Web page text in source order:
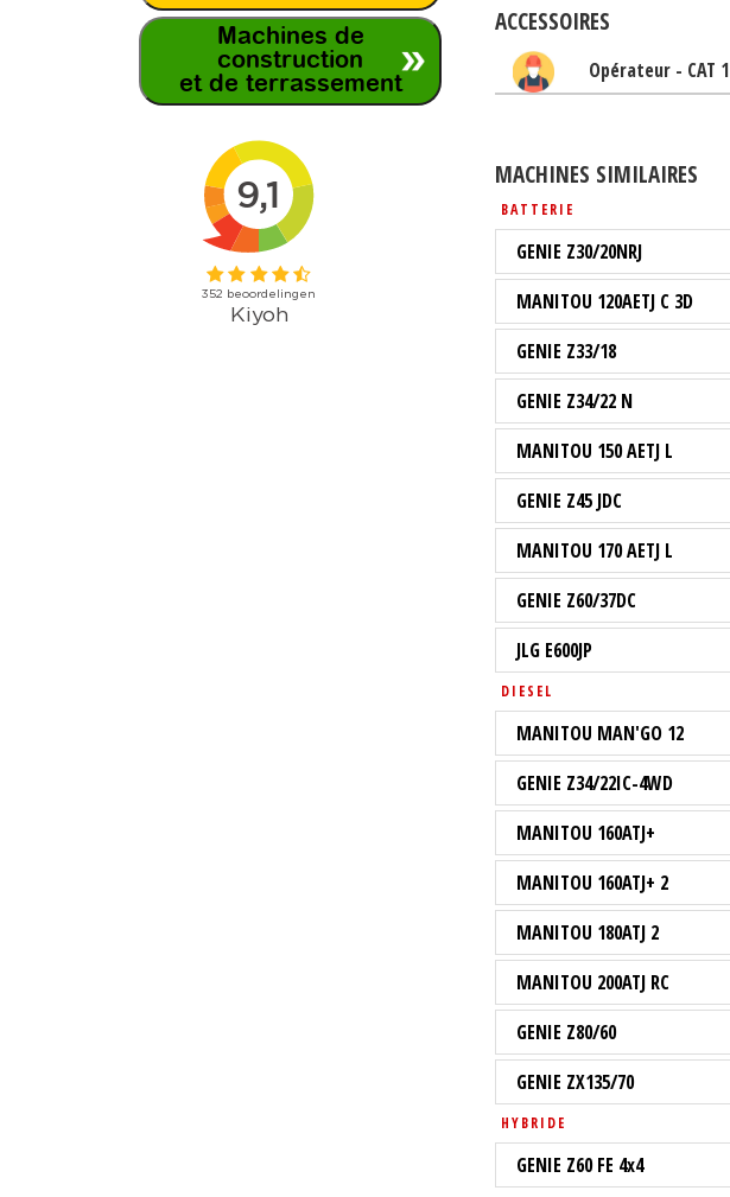
ACCESSOIRES
Opérateur - CAT 1
MACHINES SIMILAIRES
BATTERIE
GENIE Z30/20NRJ
MANITOU 120AETJ C 3D
GENIE Z33/18
GENIE Z34/22 N
MANITOU 150 AETJ L
GENIE Z45 JDC
MANITOU 170 AETJ L
GENIE Z60/37DC
JLG E600JP
DIESEL
MANITOU MAN'GO 12
GENIE Z34/22IC-4WD
MANITOU 160ATJ+
MANITOU 160ATJ+ 2
MANITOU 180ATJ 2
MANITOU 200ATJ RC
GENIE Z80/60
GENIE ZX135/70
HYBRIDE
GENIE Z60 FE 4x4
Machines de
construction
et de terrassement